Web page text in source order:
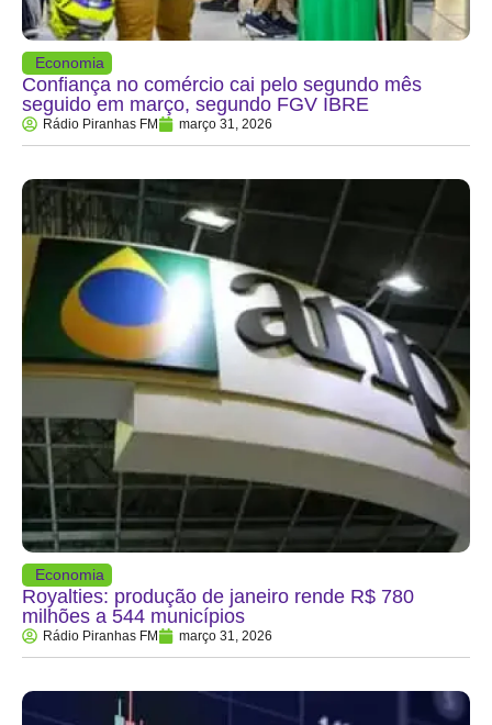
Economia
Confiança no comércio cai pelo segundo mês
seguido em março, segundo FGV IBRE
Rádio Piranhas FM março 31, 2026
Economia
Royalties: produção de janeiro rende R$ 780
milhões a 544 municípios
Rádio Piranhas FM março 31, 2026